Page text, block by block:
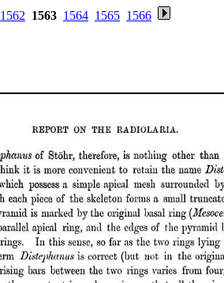
1562 1563 1564 1565 1566